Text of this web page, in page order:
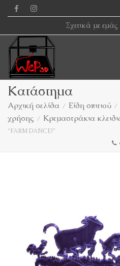
Σχετικά με εμάς
Κατάστημα
Αρχική σελίδα Είδη σπιτιού
χρήσης
Κρεμαστράκια
“FARM DANCE!”